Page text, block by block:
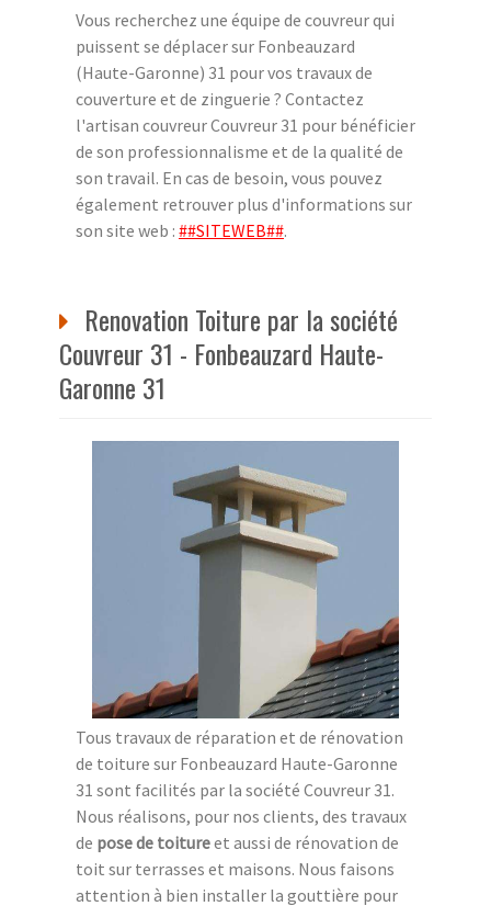
Vous recherchez une équipe de couvreur qui
puissent se déplacer sur Fonbeauzard
(Haute-Garonne) 31 pour vos travaux de
couverture et de zinguerie ? Contactez
l'artisan couvreur Couvreur 31 pour bénéficier
de son professionnalisme et de la qualité de
son travail. En cas de besoin, vous pouvez
également retrouver plus d'informations sur
son site web : ##SITEWEB##.
Renovation Toiture par la société
Couvreur 31 - Fonbeauzard Haute-
Garonne 31
Tous travaux de réparation et de rénovation
de toiture sur Fonbeauzard Haute-Garonne
31 sont facilités par la société Couvreur 31.
Nous réalisons, pour nos clients, des travaux
de pose de toitureet aussi de rénovation de
toit sur terrasses et maisons. Nous faisons
attention à bien installer la gouttière pour